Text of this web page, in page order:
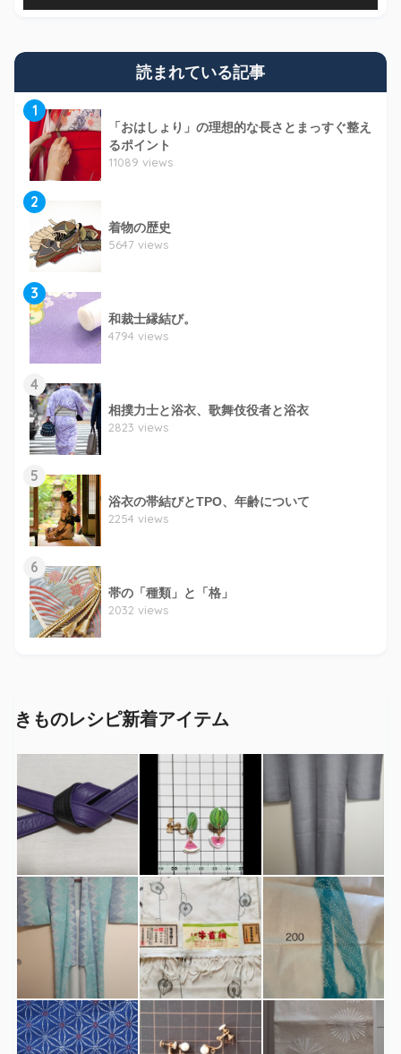
読まれている記事
1
「おはしょり」の理想的な長さとまっすぐ整え
るポイント
11089 views
2
着物の歴史
5647 views
3
和裁士縁結び。
4794 views
4
相撲力士と浴衣、歌舞伎役者と浴衣
2823 views
5
浴衣の帯結びとTPO、年齢について
2254 views
6
帯の「種類」と「格」
2032 views
きものレシピ新着アイテム